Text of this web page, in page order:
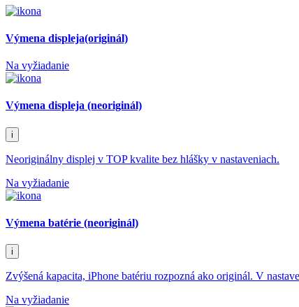
Výmena displeja(originál)
Na vyžiadanie
Výmena displeja (neoriginál)
i
Neoriginálny displej v TOP kvalite bez hlášky v nastaveniach.
Na vyžiadanie
Výmena batérie (neoriginál)
i
Zvýšená kapacita, iPhone batériu rozpozná ako originál. V
Na vyžiadanie